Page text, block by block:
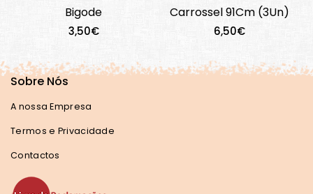
Bigode
3,50€
Carrossel 91Cm (3Un)
6,50€
Sobre Nós
A nossa Empresa
Termos e Privacidade
Contactos